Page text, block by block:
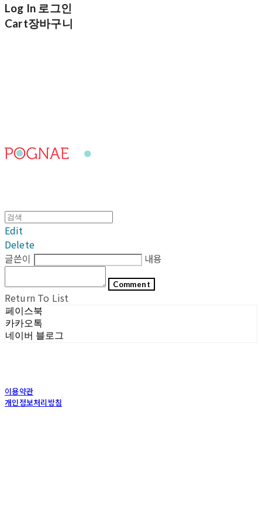
Log In 로그인
Cart장바구니
Edit
Delete
글쓴이
내용
Comment
Return To List
페이스북
카카오톡
네이버 블로그
이용약관
개인정보처리방침